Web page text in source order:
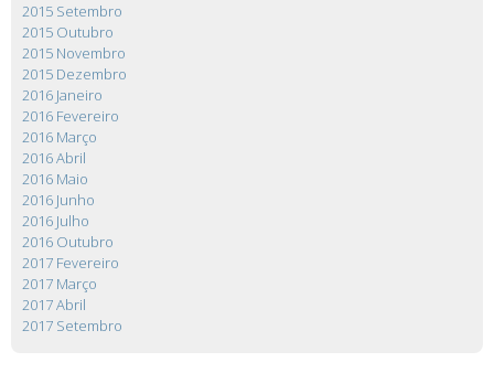
2015 Setembro
2015 Outubro
2015 Novembro
2015 Dezembro
2016 Janeiro
2016 Fevereiro
2016 Março
2016 Abril
2016 Maio
2016 Junho
2016 Julho
2016 Outubro
2017 Fevereiro
2017 Março
2017 Abril
2017 Setembro